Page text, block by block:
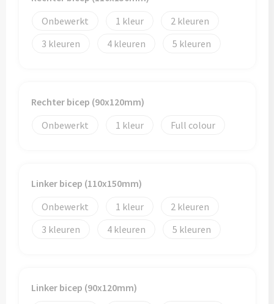
Onbewerkt
1
2
3
4 5
Rechter bicep (90x120mm)
Onbewerkt
1 Full colour
Linker bicep (110x150mm)
Onbewerkt
1
2
3
4 5
Linker bicep (90x120mm)